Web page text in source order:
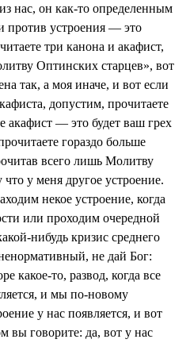
нас, он как-то определенным
против устроения — это
три канона и акафист,
Оптинских старцев», вот
так, а моя иначе, и вот если
допустим, прочитаете
акафист — это будет ваш грех
гораздо больше
всего лишь Молитву
у меня другое устроение.
некое устроение, когда
или проходим очередной
нибудь кризис среднего
не дай Бог:
какое-то, развод, когда все
и мы по-новому
у нас появляется, и вот
вы говорите: да, вот у нас